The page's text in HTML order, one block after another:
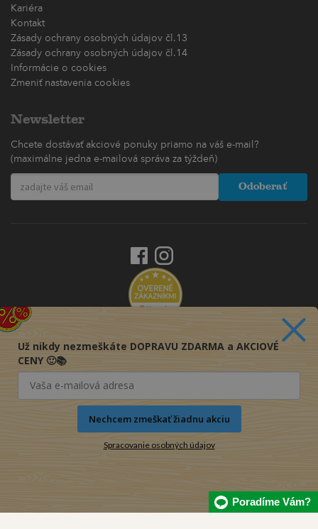
Kariéra
Kontakt
Zásady ochrany osobných údajov čl.13
Zásady ochrany osobných údajov čl.14
Informácie o cookies
Zmeniť nastavenia cookies
Newsletter
Chcete dostávať akciové ponuky priamo na váš e-mail?
(maximálne jedna e-mailová správa za týždeň)
Odoberať
Poradíme Vám?
Už nikdy nezmeškáte DOPRAVU ZDARMA a AKCIOVÉ
CENY 🙂📚
Nechcem zmeškať žiadnu akciu
Spracovanie osobných údajov